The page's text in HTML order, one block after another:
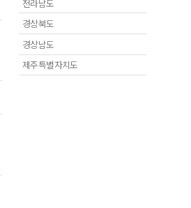
전라남도
경상북도
경상남도
제주특별자치도